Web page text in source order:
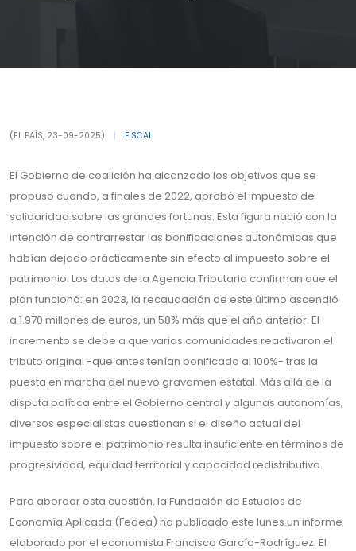
(EL PAÍS, 23-09-2025) FISCAL
El Gobierno de coalición ha alcanzado los objetivos que se
propuso cuando, a finales de 2022, aprobó el impuesto de
solidaridad sobre las grandes fortunas. Esta figura nació con la
intención de contrarrestar las bonificaciones autonómicas que
habían dejado prácticamente sin efecto al impuesto sobre el
patrimonio. Los datos de la Agencia Tributaria confirman que el
plan funcionó: en 2023, la recaudación de este último ascendió
a 1.970 millones de euros, un 58% más que el año anterior. El
incremento se debe a que varias comunidades reactivaron el
tributo original -que antes tenían bonificado al 100%- tras la
puesta en marcha del nuevo gravamen estatal. Más allá de la
disputa política entre el Gobierno central y algunas autonomías,
diversos especialistas cuestionan si el diseño actual del
impuesto sobre el patrimonio resulta insuficiente en términos de
progresividad, equidad territorial y capacidad redistributiva.
Para abordar esta cuestión, la Fundación de Estudios de
Economía Aplicada (Fedea) ha publicado este lunes un informe
elaborado por el economista Francisco García-Rodríguez. El